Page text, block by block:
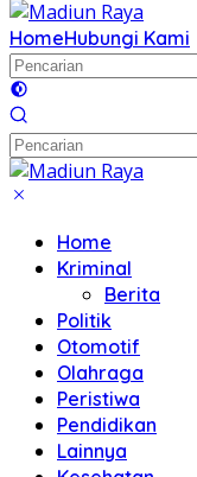
HomeHubungi Kami
Home
Kriminal
Berita
Politik
Otomotif
Olahraga
Peristiwa
Pendidikan
Lainnya